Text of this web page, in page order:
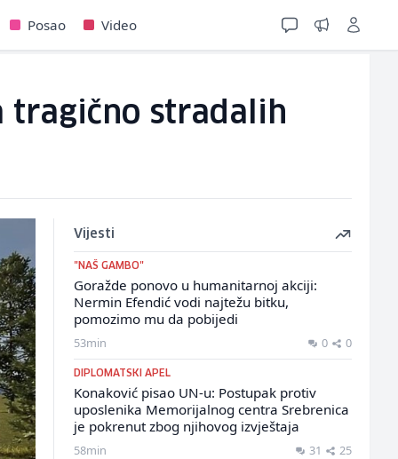
Posao Video
tragično stradalih
Vijesti
"NAŠ GAMBO"
Goražde ponovo u humanitarnoj akciji:
Nermin Efendić vodi najtežu bitku,
pomozimo mu da pobijedi
53min 0 0
DIPLOMATSKI APEL
Konaković pisao UN-u: Postupak protiv
uposlenika Memorijalnog centra Srebrenica
je pokrenut zbog njihovog izvještaja
58min 31 25